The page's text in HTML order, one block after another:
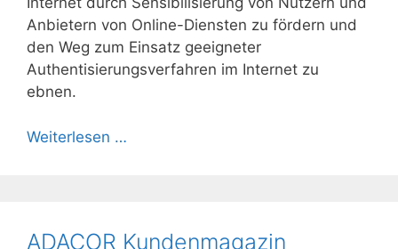
Anbietern von Online-Diensten zu fördern und
den Weg zum Einsatz geeigneter
Authentisierungsverfahren im Internet zu
ebnen.
Weiterlesen …
ADACOR Kundenmagazin